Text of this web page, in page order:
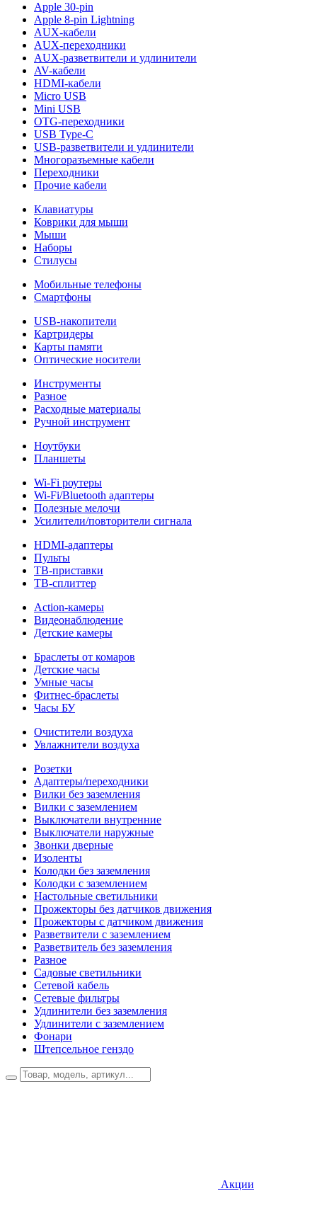
Apple 30-pin
Apple 8-pin Lightning
AUX-кабели
AUX-переходники
AUX-разветвители и удлинители
AV-кабели
HDMI-кабели
Micro USB
Mini USB
OTG-переходники
USB Type-C
USB-разветвители и удлинители
Многоразъемные кабели
Переходники
Прочие кабели
Клавиатуры
Коврики для мыши
Мыши
Наборы
Стилусы
Мобильные телефоны
Смартфоны
USB-накопители
Картридеры
Карты памяти
Оптические носители
Инструменты
Разное
Расходные материалы
Ручной инструмент
Ноутбуки
Планшеты
Wi-Fi роутеры
Wi-Fi/Bluetooth адаптеры
Полезные мелочи
Усилители/повторители сигнала
HDMI-адаптеры
Пульты
ТВ-приставки
ТВ-сплиттер
Action-камеры
Видеонаблюдение
Детские камеры
Браслеты от комаров
Детские часы
Умные часы
Фитнес-браслеты
Часы БУ
Очистители воздуха
Увлажнители воздуха
Розетки
Адаптеры/переходники
Вилки без заземления
Вилки с заземлением
Выключатели внутренние
Выключатели наружные
Звонки дверные
Изоленты
Колодки без заземления
Колодки с заземлением
Настольные светильники
Прожекторы без датчиков движения
Прожекторы с датчиком движения
Разветвители с заземлением
Разветвитель без заземления
Разное
Садовые светильники
Сетевой кабель
Сетевые фильтры
Удлинители без заземления
Удлинители с заземлением
Фонари
Штепсельное генздо
Акции